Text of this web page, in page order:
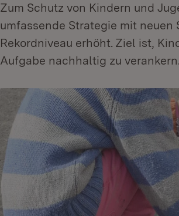
Zum Schutz von Kindern und
umfassende Strategie mit
Rekordniveau erhöht. Ziel ist,
Aufgabe nachhaltig zu verankern.